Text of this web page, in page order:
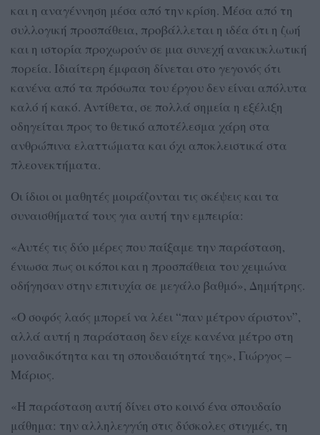
και η αναγέννηση μέσα από την κρίση. Μέσα από τη
συλλογική προσπάθεια, προβάλλεται η ιδέα ότι η ζωή
και η ιστορία προχωρούν σε μια συνεχή ανακυκλωτική
πορεία. Ιδιαίτερη έμφαση δίνεται στο γεγονός ότι
κανένα από τα πρόσωπα του έργου δεν είναι απόλυτα
καλό ή κακό. Αντίθετα, σε πολλά σημεία η εξέλιξη
οδηγείται προς το θετικό αποτέλεσμα χάρη στα
ανθρώπινα ελαττώματα και όχι αποκλειστικά στα
πλεονεκτήματα.
Οι ίδιοι οι μαθητές μοιράζονται τις σκέψεις και τα
συναισθήματά τους για αυτή την εμπειρία:
«Αυτές τις δύο μέρες που παίξαμε την παράσταση,
ένιωσα πως οι κόποι και η προσπάθεια του χειμώνα
οδήγησαν στην επιτυχία σε μεγάλο βαθμό», Δημήτρης.
«Ο σοφός λαός μπορεί να λέει “παν μέτρον άριστον”,
αλλά αυτή η παράσταση δεν είχε κανένα μέτρο στη
μοναδικότητα και τη σπουδαιότητά της», Γιώργος –
Μάριος.
«Η παράσταση αυτή δίνει στο κοινό ένα σπουδαίο
μάθημα: την αλληλεγγύη στις δύσκολες στιγμές, τη